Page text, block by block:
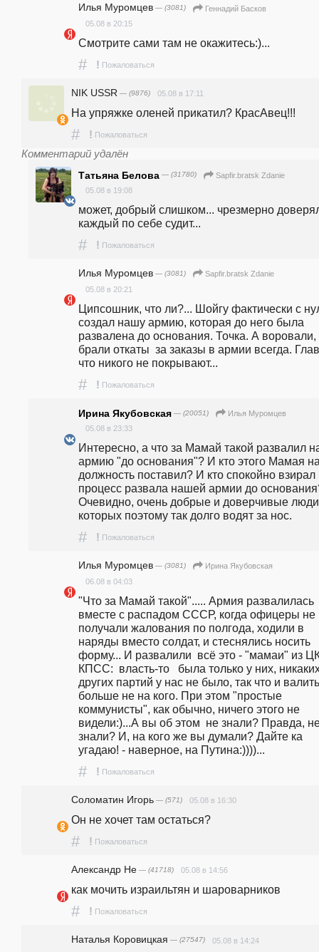
Илья Муромцев — (3081)
Геннадий Басков
05.08 в 20:15
Смотрите сами там не окажитесь:)...
# ! Пожаловаться
NIK USSR — (9876) 05.08 в 17:11
На упряжке оленей прикатил? КрасАвец!!!
# ! Пожаловаться
Комментарий удалён
Татьяна Белова — (31780)
Sapfir.bratsk Zdanie
05.08 в 19:08
может, добрый слишком... чрезмерно
каждый по себе судит...
# ! Пожаловаться
Илья Муромцев — (3081)
Sapfir.bratsk Zdanie
05.08 в 20:21
Ципсошник, что ли?... Шойгу фактически с
создал нашу армию, которая до него была
развалена до основания. Точка. А воровали,
брали откаты  за заказы в армии всегда.
что никого не покрывают...
# ! Пожаловаться
Ирина Якубовская — (20051)
Илья Муромцев
05.08 в 23:33
Интересно, а что за Мамай такой развалил
армию "до основания"? И кто этого Мамая
должность поставил? И кто спокойно взирал
процесс развала нашей армии до
Очевидно, очень добрые и доверчивые
которых поэтому так долго водят за нос.
# ! Пожаловаться
Илья Муромцев — (3081)
Ирина Якубовская
06.08 в 04:03
"Что за Мамай такой"..... Армия развалилась
вместе с распадом СССР, когда офицеры не
получали жалования по полгода, ходили в
наряды вместо солдат, и стеснялись носить
форму... И развалили  всё это - "мамаи" из
КПСС:  власть-то   была только у них,
других партий у нас не было, так что и валить
больше не на кого. При этом "простые
коммунисты", как обычно, ничего этого не
видели:)...А вы об этом  не знали? Правда,
знали? И, на кого же вы думали? Дайте ка
угадаю! - наверное, на Путина:))))...
# ! Пожаловаться
Соломатин Игорь — (571) 05.08 в 16:30
Он не хочет там остаться?
# ! Пожаловаться
Александр Не — (41718) 05.08 в 14:56
как мочить израильтян и шароварников
# ! Пожаловаться
Наталья Коровицкая — (27547) 05.08 в 14:24